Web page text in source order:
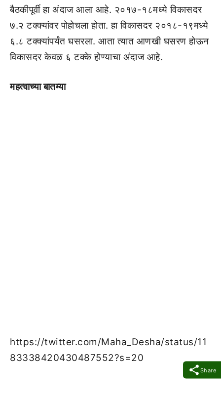
Share
बैठकीपूर्वी हा अंदाज आला आहे. २०१७-१८मध्ये विकासदर
७.२ टक्क्यांवर पोहोचला होता. हा विकासदर २०१८-१९मध्ये
६.८ टक्क्यांपर्यंत घसरला. आता त्यात आणखी घसरण होऊन
विकासदर केवळ ६ टक्के होण्याचा अंदाज आहे.
महत्वाच्या बातम्या
https://twitter.com/Maha_Desha/status/11
83338420430487552?s=20